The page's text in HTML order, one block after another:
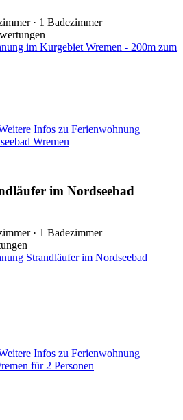
· 1 Badezimmer
im Kurgebiet Wremen - 200m zum
Infos zu Ferienwohnung
Wremen
im Nordseebad
· 1 Badezimmer
Strandläufer im Nordseebad
Infos zu Ferienwohnung
für 2 Personen